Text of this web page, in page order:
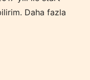
Daha fazla